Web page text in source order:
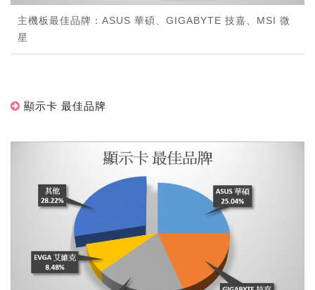
主機板最佳品牌：ASUS 華碩、GIGABYTE 技嘉、MSI 微
星
顯示卡 最佳品牌